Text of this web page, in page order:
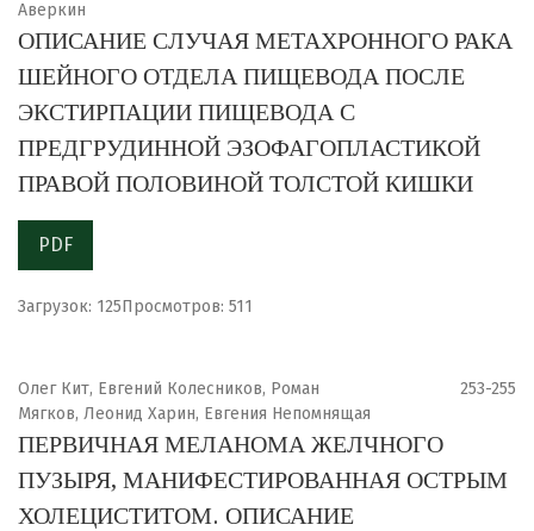
Аверкин
ОПИСАНИЕ СЛУЧАЯ МЕТАХРОННОГО РАКА
ШЕЙНОГО ОТДЕЛА ПИЩЕВОДА ПОСЛЕ
ЭКСТИРПАЦИИ ПИЩЕВОДА С
ПРЕДГРУДИННОЙ ЭЗОФАГОПЛАСТИКОЙ
ПРАВОЙ ПОЛОВИНОЙ ТОЛСТОЙ КИШКИ
PDF
Загрузок: 125Просмотров: 511
Олег Кит, Евгений Колесников, Роман
Мягков, Леонид Харин, Евгения Непомнящая
253-255
ПЕРВИЧНАЯ МЕЛАНОМА ЖЕЛЧНОГО
ПУЗЫРЯ, МАНИФЕСТИРОВАННАЯ ОСТРЫМ
ХОЛЕЦИСТИТОМ. ОПИСАНИЕ